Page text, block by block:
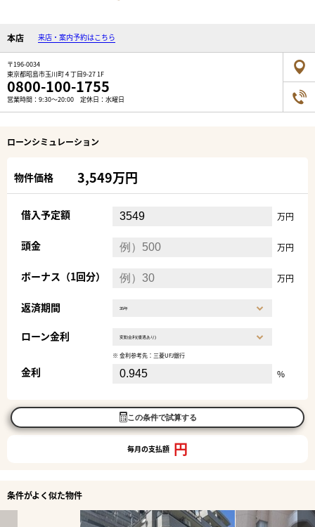
本店 来店・案内予約はこちら
〒196-0034
東京都昭島市玉川町４丁目9-27 1F
0800-100-1755
営業時間：9:30～20:00 定休日：水曜日
ローンシミュレーション
物件価格 3,549万円
借入予定額 万円
頭金 万円
ボーナス（1回分） 万円
返済期間
ローン金利
※ 金利参考先：三菱UFJ銀行
金利 %
この条件で試算する
毎月の支払額 円
条件がよく似た物件